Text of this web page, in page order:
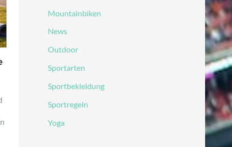
Mountainbiken
News
Outdoor
Sportarten
Sportbekleidung
Sportregeln
Yoga